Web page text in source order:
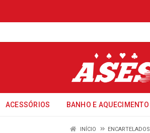
ACESSÓRIOS BANHO E AQUECIMENTO
INÍCIO ENCARTELADOS